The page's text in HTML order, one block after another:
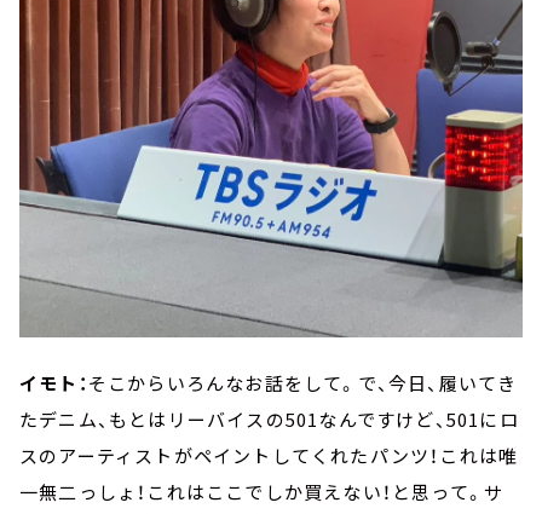
イモト：そこからいろんなお話をして。で、今日、履いてき
たデニム、もとはリーバイスの501なんですけど、501にロ
スのアーティストがペイントしてくれたパンツ！これは唯
一無二っしょ！これはここでしか買えない！と思って。サ